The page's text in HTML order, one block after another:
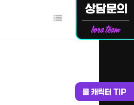
롤 캐릭터 TIP